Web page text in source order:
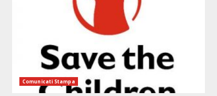
Comunicati Stampa